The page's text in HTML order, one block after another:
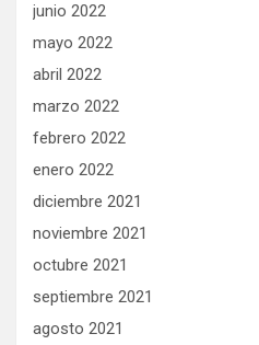
junio 2022
mayo 2022
abril 2022
marzo 2022
febrero 2022
enero 2022
diciembre 2021
noviembre 2021
octubre 2021
septiembre 2021
agosto 2021